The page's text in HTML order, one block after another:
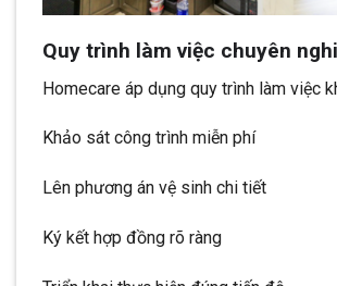
Quy trình làm việc chuyên
Homecare áp dụng quy trình làm việc
Khảo sát công trình miễn phí
Lên phương án vệ sinh chi tiết
Ký kết hợp đồng rõ ràng